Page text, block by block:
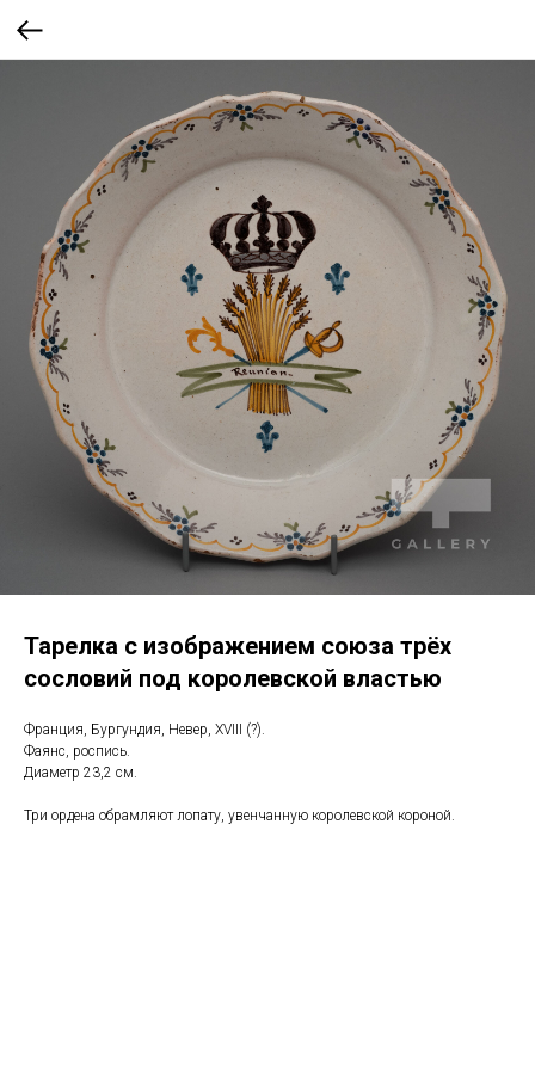
Тарелка с изображением союза трёх
сословий под королевской властью
Франция, Бургундия, Невер, XVIII (?).
Фаянс, роспись.
Диаметр 23,2 см.
Три ордена обрамляют лопату, увенчанную королевской короной.